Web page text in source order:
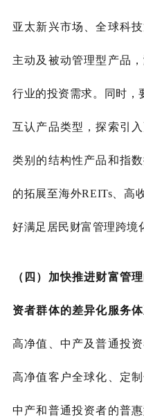
亚太新兴市场、全球科
主动及被动管理型产品
行业的投资需求。同时，
互认产品类型，探索引
类别的结构性产品和指
的拓展至海外REITs、高
好满足居民财富管理跨境
（四）加快推进财富管
资者群体的差异化服务
高净值、中产及普通投
高净值客户全球化、定
中产和普通投资者的普